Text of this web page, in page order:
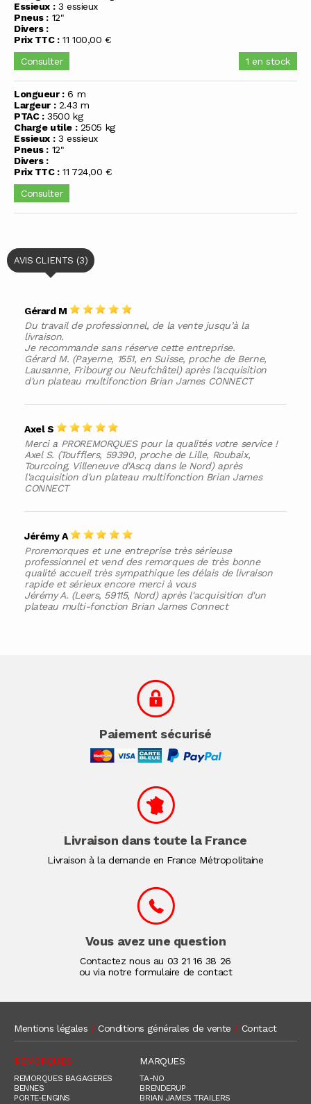
Essieux :3 essieux
Pneus : 12"
Divers :
Prix TTC :11 100,00 €
Consulter
1 en stock
Longueur :6 m
Largeur :2.43 m
PTAC :3500 kg
Charge utile :2505 kg
Essieux :3 essieux
Pneus : 12"
Divers :
Prix TTC :11 724,00 €
Consulter
AVIS CLIENTS (3)
Gérard M
Du travail de professionnel, de la vente jusqu’à la
livraison.
Je recommande sans réserve cette entreprise.
Gérard M. (Payerne, 1551, en Suisse, proche de Berne,
Lausanne, Fribourg ou Neufchâtel) après l'acquisition
d'un plateau multifonction Brian James CONNECT
Axel S
Merci a PROREMORQUES pour la qualités votre service !
Axel S. (Toufflers, 59390, proche de Lille, Roubaix,
Tourcoing, Villeneuve d'Ascq dans le Nord) après
l'acquisition d'un plateau multifonction Brian James
CONNECT
Jérémy A
Proremorques et une entreprise très sérieuse
professionnel et vend des remorques de très bonne
qualité accueil très sympathique les délais de livraison
rapide et sérieux encore merci à vous
Jérémy A. (Leers, 59115, Nord) après l'acquisition d'un
plateau multi-fonction Brian James Connect
Paiement sécurisé
Livraison dans toute la France
Livraison à la demande en France Métropolitaine
Vous avez une question
Contactez nous au 03 21 16 38 26
ou via notre formulaire de contact
Mentions légales / Conditions générales de vente / Contact
REMORQUES
REMORQUES BAGAGERES
BENNES
PORTE-ENGINS
MARQUES
TA-NO
BRENDERUP
BRIAN JAMES TRAILERS